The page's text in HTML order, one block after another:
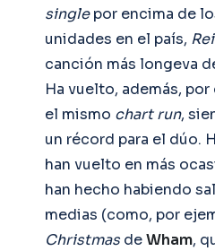
singlepor encima de
unidades en el país,
canción más longeva
Ha vuelto, además, por
el mismo chart run,
un récord para el dúo.
han vuelto en más
han hecho habiendo
medias (como, por
ChristmasdeWham,